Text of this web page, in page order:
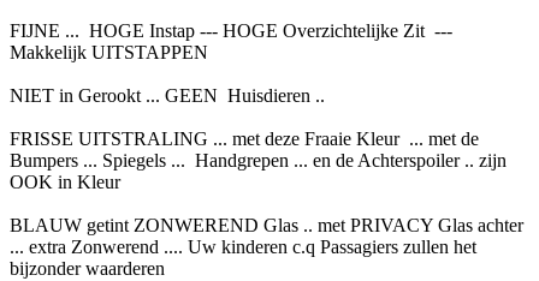
FIJNE ... HOGE Instap --- HOGE Overzichtelijke Zit ---
Makkelijk UITSTAPPEN
NIET in Gerookt ... GEEN Huisdieren ..
FRISSE UITSTRALING ... met deze Fraaie Kleur ... met de
Bumpers ... Spiegels ... Handgrepen ... en de Achterspoiler .. zijn
OOK in Kleur
BLAUW getint ZONWEREND Glas .. met PRIVACY Glas achter
... extra Zonwerend .... Uw kinderen c.q Passagiers zullen het
bijzonder waarderen